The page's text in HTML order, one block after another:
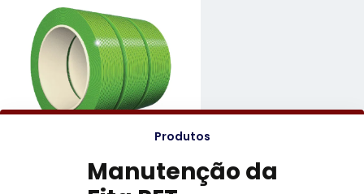
Produtos
Manutenção da